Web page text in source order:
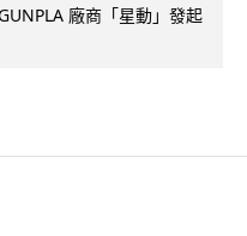
廠商「星動」發起